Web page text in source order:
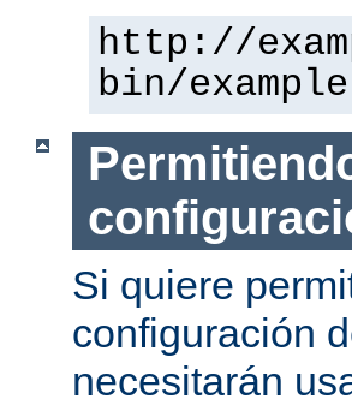
http://
bin/
Si quiere
configuración
necesitarán